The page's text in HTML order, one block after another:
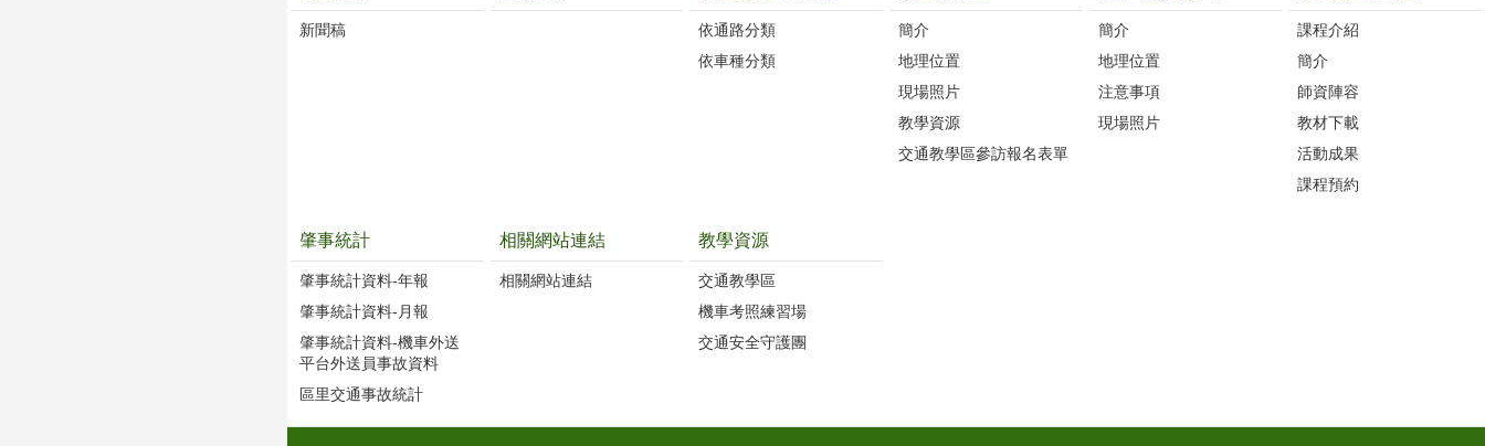
新聞稿
依通路分類
依車種分類
簡介
地理位置
現場照片
教學資源
交通教學區參訪報名表單
簡介
地理位置
注意事項
現場照片
課程介紹
簡介
師資陣容
教材下載
活動成果
課程預約
肇事統計
肇事統計資料-年報
肇事統計資料-月報
肇事統計資料-機車外送
平台外送員事故資料
區里交通事故統計
相關網站連結
相關網站連結
教學資源
交通教學區
機車考照練習場
交通安全守護團